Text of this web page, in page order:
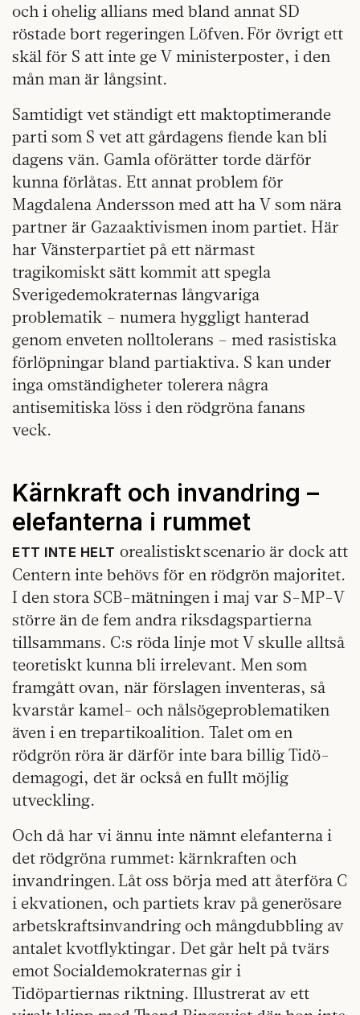
och i ohelig allians med bland annat SD
röstade bort regeringen Löfven. För övrigt ett
skäl för S att inte ge V ministerposter, i den
mån man är långsint.
Samtidigt vet ständigt ett maktoptimerande
parti som S vet att gårdagens fiende kan bli
dagens vän. Gamla oförätter torde därför
kunna förlåtas. Ett annat problem för
Magdalena Andersson med att ha V som nära
partner är Gazaaktivismen inom partiet. Här
har Vänsterpartiet på ett närmast
tragikomiskt sätt kommit att spegla
Sverigedemokraternas långvariga
problematik – numera hyggligt hanterad
genom enveten nolltolerans – med rasistiska
förlöpningar bland partiaktiva. S kan under
inga omständigheter tolerera några
antisemitiska löss i den rödgröna fanans
veck.
Kärnkraft och invandring –
elefanterna i rummet
ETT INTE HELT orealistiskt scenario är dock att
Centern inte behövs för en rödgrön majoritet.
I den stora SCB-mätningen i maj var S-MP-V
större än de fem andra riksdagspartierna
tillsammans. C:s röda linje mot V skulle alltså
teoretiskt kunna bli irrelevant. Men som
framgått ovan, när förslagen inventeras, så
kvarstår kamel- och nålsögeproblematiken
även i en trepartikoalition. Talet om en
rödgrön röra är därför inte bara billig Tidö-
demagogi, det är också en fullt möjlig
utveckling.
Och då har vi ännu inte nämnt elefanterna i
det rödgröna rummet: kärnkraften och
invandringen. Låt oss börja med att återföra C
i ekvationen, och partiets krav på generösare
arbetskraftsinvandring och mångdubbling av
antalet kvotflyktingar. Det går helt på tvärs
emot Socialdemokraternas gir i
Tidöpartiernas riktning. Illustrerat av ett